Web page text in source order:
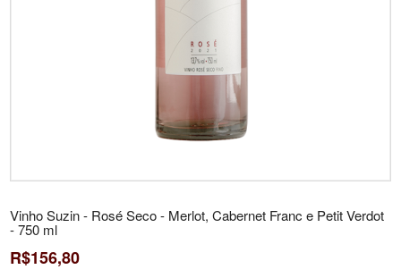
Vinho Suzin - Rosé Seco - Merlot, Cabernet Franc e Petit Verdot
- 750 ml
R$156,80